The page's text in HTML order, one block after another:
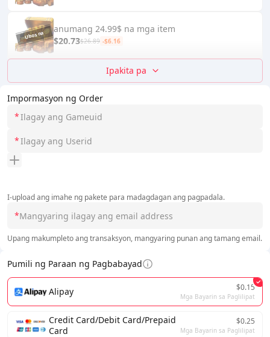
Impormasyon ng Order
*
*
I-upload ang imahe ng pakete para madagdagan ang pagpadala.
*
Upang makumpleto ang transaksyon, mangyaring punan ang tamang email.
Pumili ng Paraan ng Pagbabayad
Alipay $0.15
Mga Bayarin sa Paglilipat
Credit Card/Debit Card/Prepaid
Card
$0.25
Mga Bayarin sa Paglilipat
anumang 24.99$ na mga item
$20.73$26.89 -$6.16
Ipakita pa